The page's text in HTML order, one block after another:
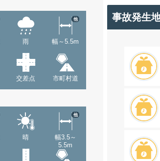
雨 幅～5.5m
他
交差点 市町村道
晴
幅3.5～
5.5m
他
事故発生